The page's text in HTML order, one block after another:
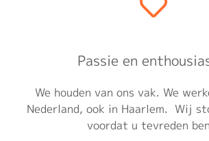
Passie en
We houden van ons vak. We
Nederland, ook in Haarlem. Wij
voordat u tevreden